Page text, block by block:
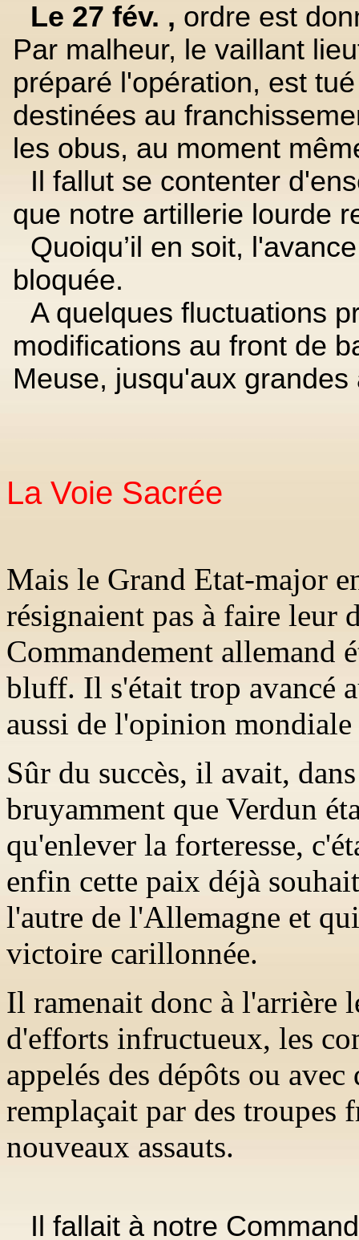
Le 27 fév. , ordre est
Par malheur, le vaillant
préparé l'opération, est
destinées au
les obus, au moment
Il fallut se contenter
que notre artillerie lourde
Quoiqu’il en soit,
bloquée.
A quelques fluctuations
modifications au front de
Meuse, jusqu'aux
La Voie Sacrée
Mais le Grand Etat-major
résignaient pas à faire leur
Commandement allemand
bluff. Il s'était trop avancé
aussi de l'opinion mondiale
Sûr du succès, il avait,
bruyamment que Verdun
qu'enlever la forteresse,
enfin cette paix déjà
l'autre de l'Allemagne et
victoire carillonnée.
Il ramenait donc à l'arrière
d'efforts infructueux, les
appelés des dépôts ou
remplaçait par des troupes
nouveaux assauts.
Il fallait à notre